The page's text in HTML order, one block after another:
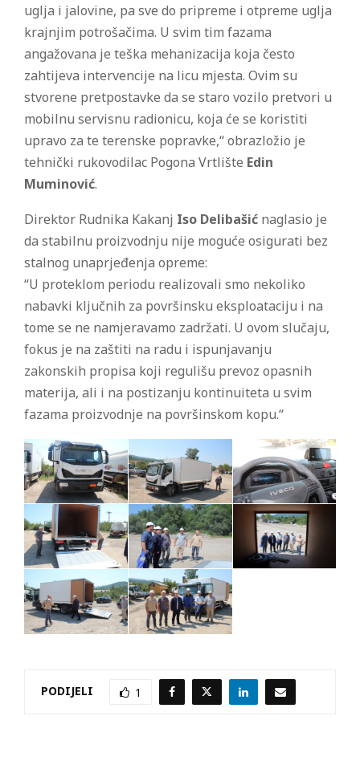
uglja i jalovine, pa sve do pripreme i otpreme uglja
krajnjim potrošačima. U svim tim fazama
angažovana je teška mehanizacija koja često
zahtijeva intervencije na licu mjesta. Ovim su
stvorene pretpostavke da se staro vozilo pretvori u
mobilnu servisnu radionicu, koja će se koristiti
upravo za te terenske popravke,“ obrazložio je
tehnički rukovodilac Pogona Vrtlište Edin
Muminović.
Direktor Rudnika Kakanj Iso Delibašić naglasio je
da stabilnu proizvodnju nije moguće osigurati bez
stalnog unaprjeđenja opreme:
“U proteklom periodu realizovali smo nekoliko
nabavki ključnih za površinsku eksploataciju i na
tome se ne namjeravamo zadržati. U ovom slučaju,
fokus je na zaštiti na radu i ispunjavanju
zakonskih propisa koji regulišu prevoz opasnih
materija, ali i na postizanju kontinuiteta u svim
fazama proizvodnje na površinskom kopu.“
PODIJELI 1